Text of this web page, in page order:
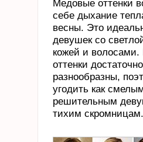
Медовые оттенки
себе дыхание
весны. Это
девушек со
кожей и
оттенки достаточно
разнообразны,
угодить как
решительным
тихим скромницам.